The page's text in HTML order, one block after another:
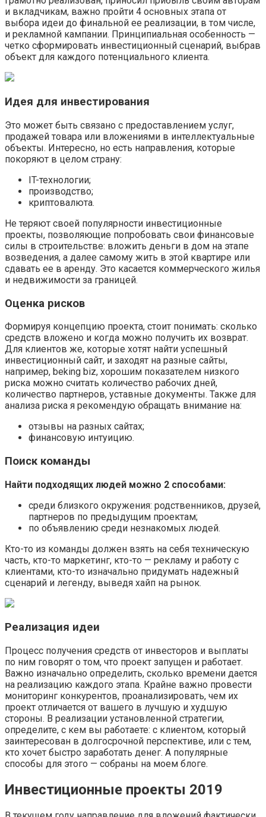
и вкладчикам, важно пройти 4 основных этапа от
выбора идеи до финальной ее реализации, в том числе,
и рекламной кампании. Принципиальная особенность —
четко сформировать инвестиционный сценарий, выбрав
объект для каждого потенциального клиента.
Идея для инвестирования
Это может быть связано с предоставлением услуг,
продажей товара или вложениями в интеллектуальные
объекты. Интересно, но есть направления, которые
покоряют в целом страну:
IT-технологии;
производство;
криптовалюта.
Не теряют своей популярности инвестиционные
проекты, позволяющие попробовать свои финансовые
силы в строительстве: вложить деньги в дом на этапе
возведения, а далее самому жить в этой квартире или
сдавать ее в аренду. Это касается коммерческого жилья
и недвижимости за границей.
Оценка рисков
Формируя концепцию проекта, стоит понимать: сколько
средств вложено и когда можно получить их возврат.
Для клиентов же, которые хотят найти успешный
инвестиционный сайт, и заходят на разные сайты,
например, beking biz, хорошим показателем низкого
риска можно считать количество рабочих дней,
количество партнеров, уставные документы. Также для
анализа риска я рекомендую обращать внимание на:
отзывы на разных сайтах;
финансовую интуицию.
Поиск команды
Найти подходящих людей можно 2 способами:
среди близкого окружения: родственников, друзей,
партнеров по предыдущим проектам;
по объявлению среди незнакомых людей.
Кто-то из команды должен взять на себя техническую
часть, кто-то маркетинг, кто-то — рекламу и работу с
клиентами, кто-то изначально придумать надежный
сценарий и легенду, выведя хайп на рынок.
Реализация идеи
Процесс получения средств от инвесторов и выплаты
по ним говорят о том, что проект запущен и работает.
Важно изначально определить, сколько времени дается
на реализацию каждого этапа. Крайне важно провести
мониторинг конкурентов, проанализировать, чем их
проект отличается от вашего в лучшую и худшую
стороны. В реализации установленной стратегии,
определите, с кем вы работаете: с клиентом, который
заинтересован в долгосрочной перспективе, или с тем,
кто хочет быстро заработать денег. А популярные
способы для этого — собраны на моем блоге.
Инвестиционные проекты 2019